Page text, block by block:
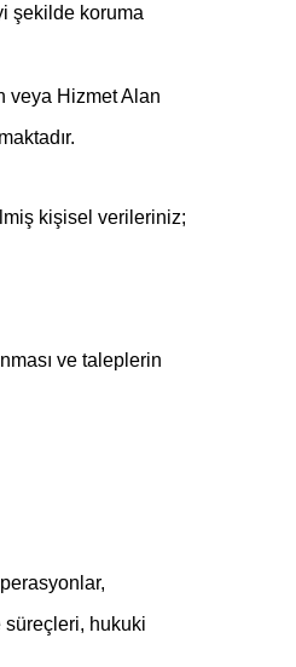
şekilde koruma
veya Hizmet Alan
kişisel verileriniz;
ve taleplerin
süreçleri, hukuki